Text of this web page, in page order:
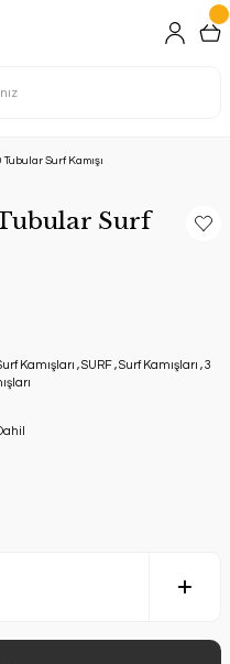
Surf Kamışı
Surf
Kamışları ,SURF ,Surf Kamışları ,3